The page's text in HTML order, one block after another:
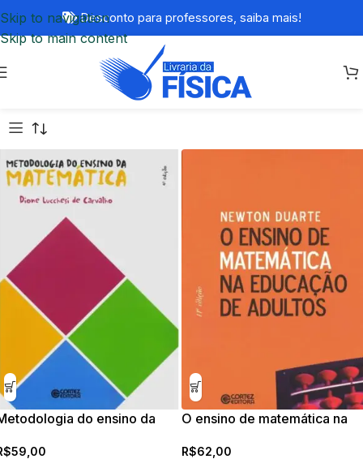
Skip to navigation
Skip to main content
Desconto para professores, saiba mais!
do ensino da
59,00
O ensino de matemática na
R$62,00